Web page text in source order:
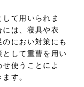
て用いられま
は、寝具や衣
におい対策にも
して重曹を用い
使うことによ
す。